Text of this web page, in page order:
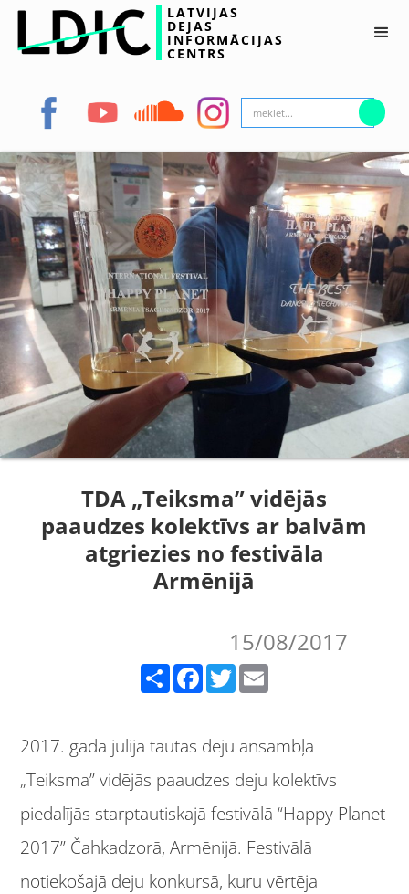
LATVIJAS
DEJAS
INFORMĀCIJAS
CENTRS
TDA „Teiksma” vidējās
paaudzes kolektīvs ar balvām
atgriezies no festivāla
Armēnijā
15/08/2017
Facebook Twitter
2017. gada jūlijā tautas deju ansambļa
„Teiksma” vidējās paaudzes deju kolektīvs
piedalījās starptautiskajā festivālā “Happy Planet
2017” Čahkadzorā, Armēnijā. Festivālā
notiekošajā deju konkursā, kuru vērtēja